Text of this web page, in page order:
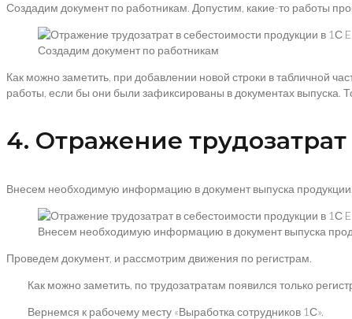
Создадим документ по работникам. Допустим, какие-то работы
Создадим документ по работникам
Как можно заметить, при добавлении новой строки в табличной
работы, если бы они были зафиксированы в документах выпуска.
4. Отражение трудозатрат
Внесем необходимую информацию в документ выпуска продукции.
Внесем необходимую информацию в документ выпуска
Проведем документ, и рассмотрим движения по регистрам.
Как можно заметить, по трудозатратам появился только
Вернемся к рабочему месту «Выработка сотрудников 1С».